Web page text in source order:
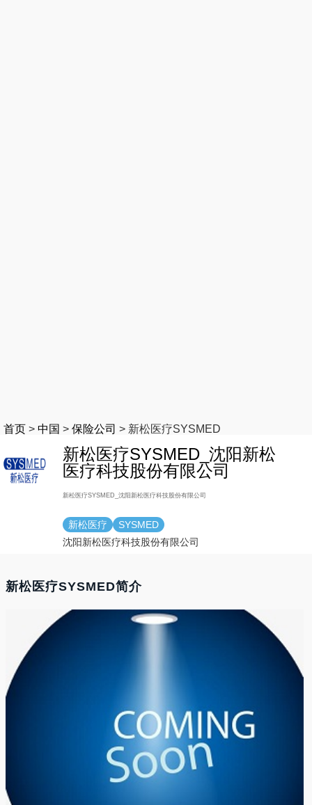
首页 > 中国 > 保险公司 > 新松医疗SYSMED
新松医疗SYSMED_沈阳新松
医疗科技股份有限公司
新松医疗SYSMED_沈阳新松医疗科技股份有限公司
新松医疗
SYSMED
沈阳新松医疗科技股份有限公司
新松医疗SYSMED简介